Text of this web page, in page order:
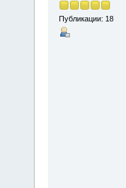
Публикации: 18